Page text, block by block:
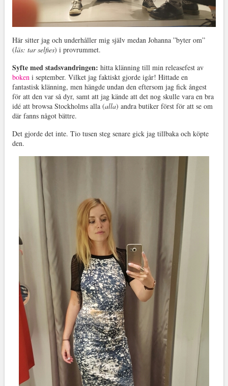
Här sitter jag och underhåller mig själv medan Johanna ”byter om”
(läs: tar selfies) i provrummet.
Syfte med stadsvandringen: hitta klänning till min releasefest av
bokeni september. Vilket jag faktiskt gjorde igår! Hittade en
fantastisk klänning, men hängde undan den eftersom jag fick ångest
för att den var så dyr, samt att jag kände att det nog skulle vara en bra
idé att browsa Stockholms alla (alla) andra butiker först för att se om
där fanns något bättre.
Det gjorde det inte. Tio tusen steg senare gick jag tillbaka och köpte
den.